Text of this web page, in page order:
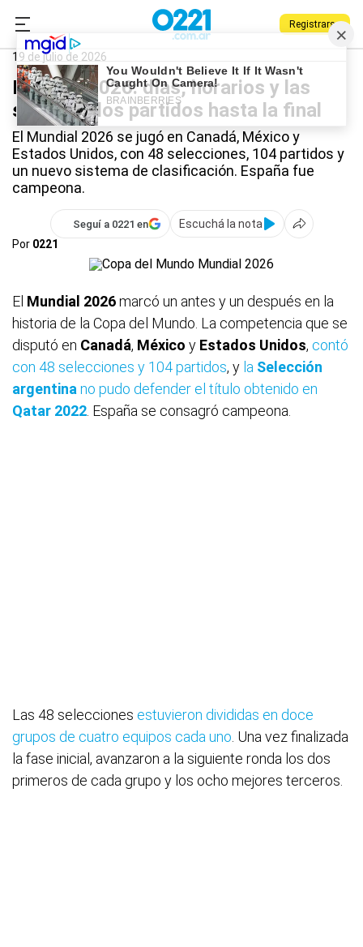
Registrarse
0221.com.ar
Mundial 2026
19 de julio de 2026
Mundial 2026: días, horarios y las
sedes de los partidos hasta la final
El Mundial 2026 se jugó en Canadá, México y
Estados Unidos, con 48 selecciones, 104 partidos y
un nuevo sistema de clasificación. España fue
campeona.
Seguí a 0221 en
Escuchá la nota
Por 0221
El Mundial 2026marcó un antes y un después en la
historia de la Copa del Mundo. La competencia que se
disputó en Canadá, México y Estados Unidos, contó
con 48 selecciones y 104 partidos, y la Selección
argentina no pudo defender el título obtenido en
Qatar 2022 . España se consagró campeona.
Las 48 selecciones estuvieron divididas en doce
grupos de cuatro equipos cada uno . Una vez finalizada
la fase inicial, avanzaron a la siguiente ronda los dos
primeros de cada grupo y los ocho mejores terceros.